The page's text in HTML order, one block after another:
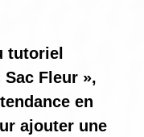
tutoriel
Fleur »,
en
ajouter une